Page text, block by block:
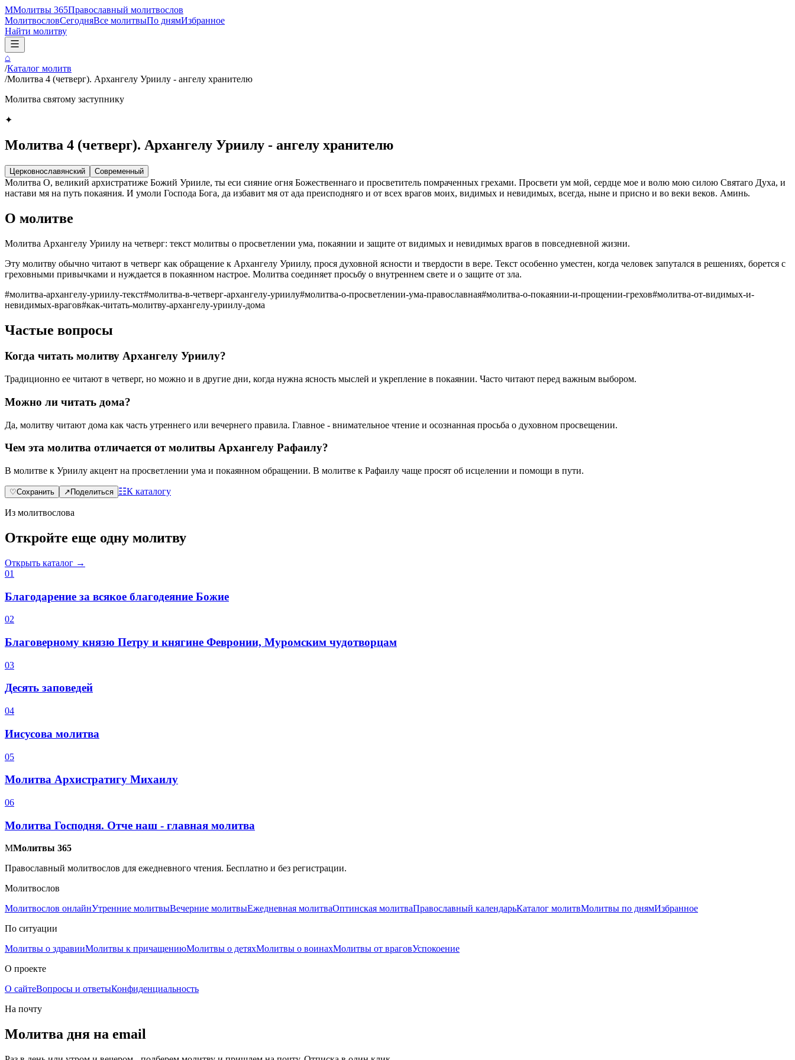
ММолитвы 365Православный молитвослов
МолитвословСегодняВсе молитвыПо днямИзбранное
Найти молитву
⌂
/Каталог молитв
/Молитва 4 (четверг). Архангелу Уриилу - ангелу хранителю
Молитва святому заступнику
✦
Молитва 4 (четверг). Архангелу Уриилу - ангелу хранителю
Церковнославянский Современный
Молитва О, великий архистратиже Божий Урииле, ты еси сияние огня Божественнаго и просветитель помраченных грехами. Просвети ум мой, сердце мое и волю мою силою Святаго Духа, и
настави мя на путь покаяния. И умоли Господа Бога, да избавит мя от ада преисподняго и от всех врагов моих, видимых и невидимых, всегда, ныне и присно и во веки веков. Аминь.
О молитве
Молитва Архангелу Уриилу на четверг: текст молитвы о просветлении ума, покаянии и защите от видимых и невидимых врагов в повседневной жизни.
Эту молитву обычно читают в четверг как обращение к Архангелу Уриилу, прося духовной ясности и твердости в вере. Текст особенно уместен, когда человек запутался в решениях, борется с
греховными привычками и нуждается в покаянном настрое. Молитва соединяет просьбу о внутреннем свете и о защите от зла.
#молитва-архангелу-уриилу-текст#молитва-в-четверг-архангелу-уриилу#молитва-о-просветлении-ума-православная#молитва-о-покаянии-и-прощении-грехов#молитва-от-видимых-и-
невидимых-врагов#как-читать-молитву-архангелу-уриилу-дома
Частые вопросы
Когда читать молитву Архангелу Уриилу?
Традиционно ее читают в четверг, но можно и в другие дни, когда нужна ясность мыслей и укрепление в покаянии. Часто читают перед важным выбором.
Можно ли читать дома?
Да, молитву читают дома как часть утреннего или вечернего правила. Главное - внимательное чтение и осознанная просьба о духовном просвещении.
Чем эта молитва отличается от молитвы Архангелу Рафаилу?
В молитве к Уриилу акцент на просветлении ума и покаянном обращении. В молитве к Рафаилу чаще просят об исцелении и помощи в пути.
♡Сохранить ↗ Поделиться ☷К каталогу
Из молитвослова
Откройте еще одну молитву
Открыть каталог →
01
Благодарение за всякое благодеяние Божие
02
Благоверному князю Петру и княгине Февронии, Муромским чудотворцам
03
Десять заповедей
04
Иисусова молитва
05
Молитва Архистратигу Михаилу
06
Молитва Господня. Отче наш - главная молитва
ММолитвы 365
Православный молитвослов для ежедневного чтения. Бесплатно и без регистрации.
Молитвослов
Молитвослов онлайнУтренние молитвыВечерние молитвыЕжедневная молитваОптинская молитваПравославный календарьКаталог молитвМолитвы по днямИзбранное
По ситуации
Молитвы о здравииМолитвы к причащениюМолитвы о детяхМолитвы о воинахМолитвы от враговУспокоение
О проекте
О сайтеВопросы и ответыКонфиденциальность
На почту
Молитва дня на email